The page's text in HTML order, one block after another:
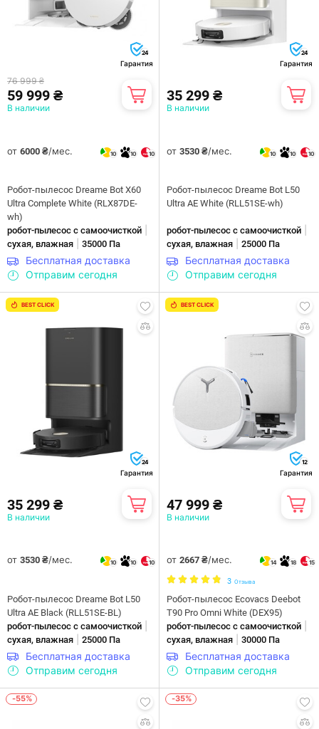
24
Гарантия
76 999 ₴
59 999 ₴
В наличии
от 6000 ₴/мес. 10 10 10
Робот-пылесос Dreame Bot X60
Ultra Complete White (RLX87DE-
wh)
робот-пылесос с самоочисткой
сухая, влажная 35000 Па
Бесплатная доставка
Отправим сегодня
24
Гарантия
35 299 ₴
В наличии
от 3530 ₴/мес. 10 10 10
Робот-пылесос Dreame Bot L50
Ultra AE White (RLL51SE-wh)
робот-пылесос с самоочисткой
сухая, влажная 25000 Па
Бесплатная доставка
Отправим сегодня
BEST CLICK
24
Гарантия
35 299 ₴
В наличии
от 3530 ₴/мес. 10 10 10
Робот-пылесос Dreame Bot L50
Ultra AE Black (RLL51SE-BL)
робот-пылесос с самоочисткой
сухая, влажная 25000 Па
Бесплатная доставка
Отправим сегодня
BEST CLICK
12
Гарантия
47 999 ₴
В наличии
от 2667 ₴/мес. 14 18 15
3 Отзыва
Робот-пылесос Ecovacs Deebot
T90 Pro Omni White (DEX95)
робот-пылесос с самоочисткой
сухая, влажная 30000 Па
Бесплатная доставка
Отправим сегодня
-55% -35%